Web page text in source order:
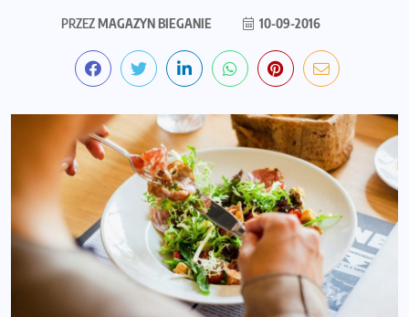
PRZEZMAGAZYN BIEGANIE 10-09-2016